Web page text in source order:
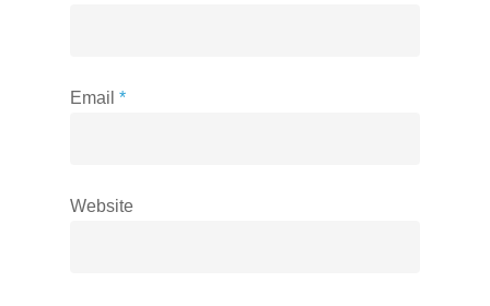
Email *
Website